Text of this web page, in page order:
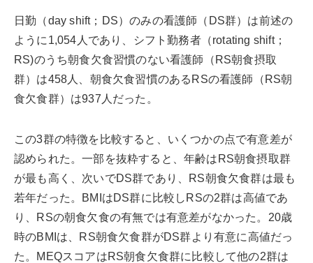
日勤（day shift；DS）のみの看護師（DS群）は前述の
ように1,054人であり、シフト勤務者（rotating shift；
RS)のうち朝食欠食習慣のない看護師（RS朝食摂取
群）は458人、朝食欠食習慣のあるRSの看護師（RS朝
食欠食群）は937人だった。
この3群の特徴を比較すると、いくつかの点で有意差が
認められた。一部を抜粋すると、年齢はRS朝食摂取群
が最も高く、次いでDS群であり、RS朝食欠食群は最も
若年だった。BMIはDS群に比較しRSの2群は高値であ
り、RSの朝食欠食の有無では有意差がなかった。20歳
時のBMIは、RS朝食欠食群がDS群より有意に高値だっ
た。MEQスコアはRS朝食欠食群に比較して他の2群は